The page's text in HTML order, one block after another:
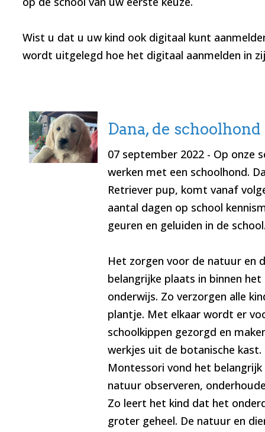
Wist u dat u uw kind ook digitaal kunt
wordt uitgelegd hoe het digitaal aanmelden in
Dana, de schoolhond
07 september 2022- Op onze
werken met een schoolhond.
Retriever pup, komt vanaf
aantal dagen op school
geuren en geluiden in de
Het zorgen voor de natuur en
belangrijke plaats in binnen
onderwijs. Zo verzorgen alle
plantje. Met elkaar wordt er
schoolkippen gezorgd en
werkjes uit de botanische kast.
Montessori vond het
natuur observeren,
Zo leert het kind dat het
groter geheel. De natuur en